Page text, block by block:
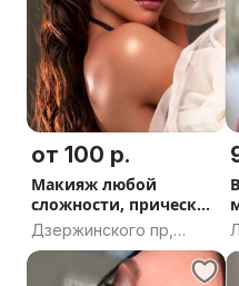
от 100 р.
Макияж любой
сложности, прически
от топ визажиста
Дзержинского пр,
Минск